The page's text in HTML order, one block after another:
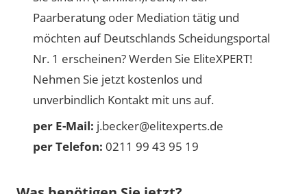
Paarberatung oder Mediation tätig und
möchten auf Deutschlands Scheidungsportal
Nr. 1 erscheinen? Werden Sie EliteXPERT!
Nehmen Sie jetzt kostenlos und
unverbindlich Kontakt mit uns auf.
per E-Mail: j.becker@elitexperts.de
per Telefon: 0211 99 43 95 19